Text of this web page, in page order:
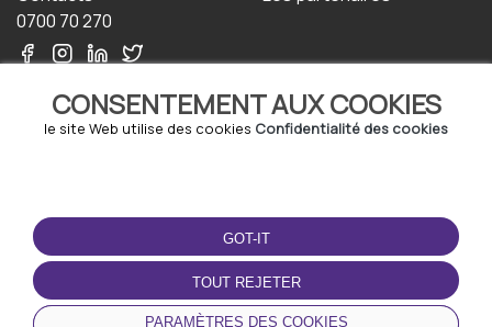
CONSENTEMENT AUX COOKIES
le site Web utilise des cookies Confidentialité des cookies
GOT-IT
TOUT REJETER
PARAMÈTRES DES COOKIES
0700 70 270
TERMS-OF-USE
Termes et conditions
Politique de confidentialité
Politique relative aux
cookies
TÉLÉCHARGEZ
L'APPLICATION